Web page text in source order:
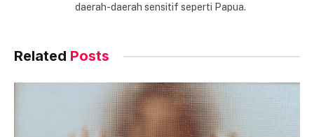
daerah-daerah sensitif seperti Papua.
Related Posts